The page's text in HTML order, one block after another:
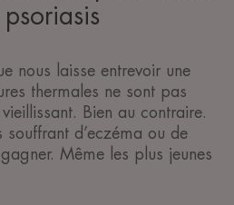
nous laisse entrevoir une
thermales ne sont pas
Bien au contraire.
souffrant d’eczéma ou de
Même les plus jeunes